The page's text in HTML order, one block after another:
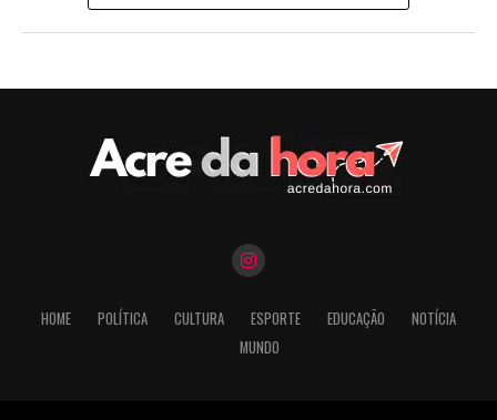
HOME POLÍTICA CULTURA ESPORTE EDUCAÇÃO
NOTÍCIA
MUNDO